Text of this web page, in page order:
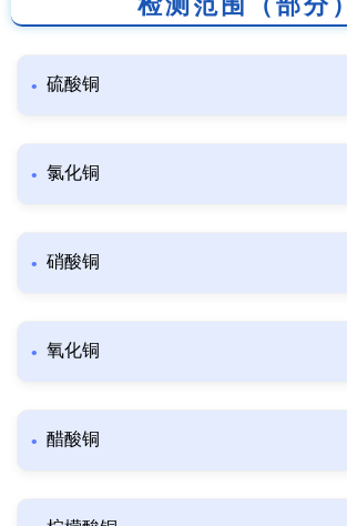
硫酸铜
氯化铜
硝酸铜
氧化铜
醋酸铜